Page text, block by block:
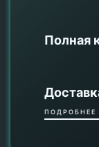
Полная
ПОДРОБНЕЕ